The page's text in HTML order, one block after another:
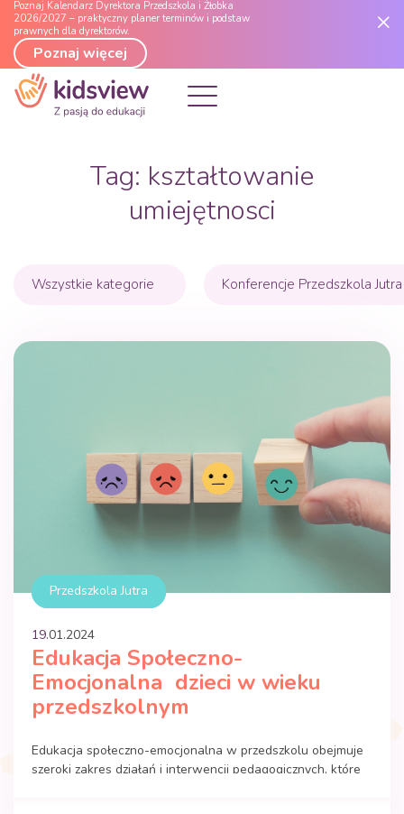
Poznaj Kalendarz Dyrektora Przedszkola i Żłobka
2026/2027 – praktyczny planer terminów i podstaw
prawnych dla dyrektorów.
Poznaj więcej
Tag: kształtowanie
umiejętnosci
Wszystkie kategorie Konferencje Przedszkola Jutra
Przedszkola Jutra
19.01.2024
Edukacja Społeczno-
Emocjonalna dzieci w wieku
przedszkolnym
Edukacja społeczno-emocjonalna w przedszkolu obejmuje
szeroki zakres działań i interwencji pedagogicznych, które